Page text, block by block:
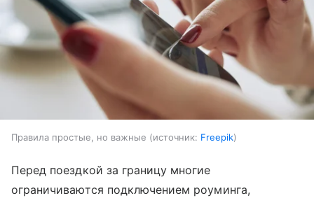
Правила простые, но важные источник: Freepik
Перед поездкой за границу многие
ограничиваются подключением роуминга,